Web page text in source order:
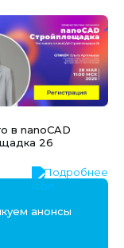
в nanoCAD
26
Подробнее
анонсы